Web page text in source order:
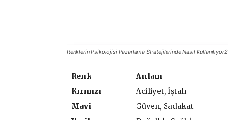
Renklerin Psikolojisi Pazarlama Stratejilerinde Nasıl Kullanılıyor2
Renk Anlam
Kırmızı
Aciliyet, İştah
Mavi
Güven, Sadakat